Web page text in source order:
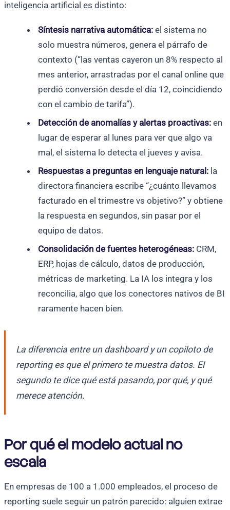
inteligencia artificial es distinto:
Síntesis narrativa automática: el sistema no
solo muestra números, genera el párrafo de
contexto (“las ventas cayeron un 8% respecto al
mes anterior, arrastradas por el canal online que
perdió conversión desde el día 12, coincidiendo
con el cambio de tarifa”).
Detección de anomalías y alertas proactivas: en
lugar de esperar al lunes para ver que algo va
mal, el sistema lo detecta el jueves y avisa.
Respuestas a preguntas en lenguaje natural: la
directora financiera escribe “¿cuánto llevamos
facturado en el trimestre vs objetivo?” y obtiene
la respuesta en segundos, sin pasar por el
equipo de datos.
Consolidación de fuentes heterogéneas: CRM,
ERP, hojas de cálculo, datos de producción,
métricas de marketing. La IA los integra y los
reconcilia, algo que los conectores nativos de BI
raramente hacen bien.
La diferencia entre un dashboard y un copiloto de
reporting es que el primero te muestra datos. El
segundo te dice qué está pasando, por qué, y qué
merece atención.
Por qué el modelo actual no
escala
En empresas de 100 a 1.000 empleados, el proceso de
reporting suele seguir un patrón parecido: alguien extrae